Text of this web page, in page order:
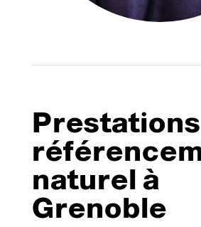
naturel à
Grenoble